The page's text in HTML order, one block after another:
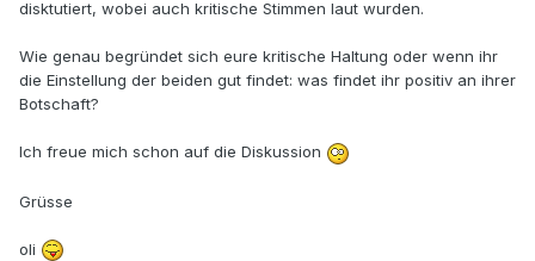
disktutiert, wobei auch kritische Stimmen laut wurden.
Wie genau begründet sich eure kritische Haltung oder wenn ihr
die Einstellung der beiden gut findet: was findet ihr positiv an ihrer
Botschaft?
Ich freue mich schon auf die Diskussion
Grüsse
oli